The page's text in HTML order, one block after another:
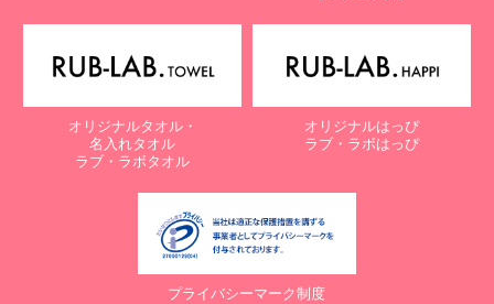
オリジナルタオル・
名入れタオル
ラブ・ラボタオル
オリジナルはっぴ
ラブ・ラボはっぴ
プライバシーマーク制度